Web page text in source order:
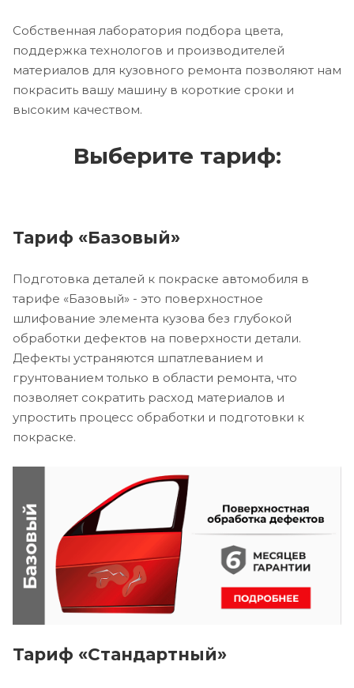
Собственная лаборатория подбора цвета,
поддержка технологов и производителей
материалов для кузовного ремонта позволяют нам
покрасить вашу машину в короткие сроки и
высоким качеством.
Выберите тариф:
Тариф «Базовый»
Подготовка деталей к покраске автомобиля в
тарифе «Базовый» - это поверхностное
шлифование элемента кузова без глубокой
обработки дефектов на поверхности детали.
Дефекты устраняются шпатлеванием и
грунтованием только в области ремонта, что
позволяет сократить расход материалов и
упростить процесс обработки и подготовки к
покраске.
Тариф «Стандартный»